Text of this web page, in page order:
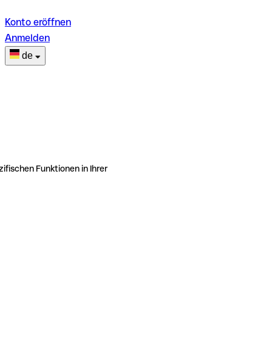
Konto eröffnen
Anmelden
de
Funktionen in Ihrer